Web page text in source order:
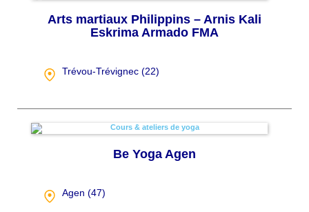
Arts martiaux Philippins – Arnis Kali
Eskrima Armado FMA
Trévou-Trévignec (22)
Be Yoga Agen
Agen (47)